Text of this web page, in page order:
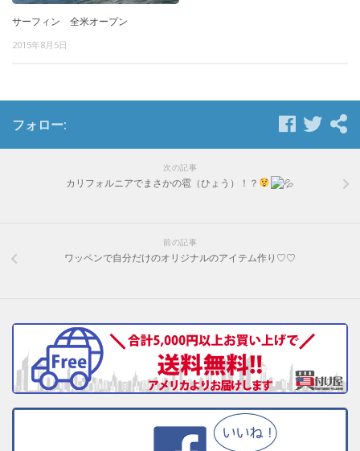
サーフィン 全米オープン
2015年8月5日
フォロー:
次の記事
カリフォルニアでまさかの雹（ひょう）！？
前の記事
ワッペンで自分だけのオリジナルのアイテム作り♡♡